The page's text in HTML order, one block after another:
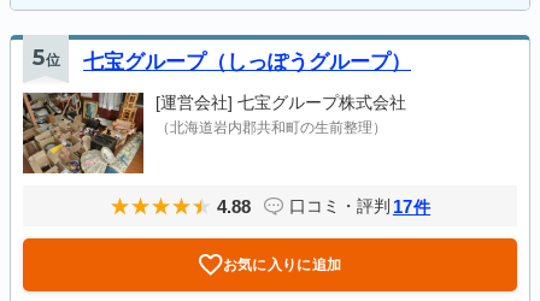
5位 七宝グループ（しっぽうグループ）
[運営会社] 七宝グループ株式会社
（北海道岩内郡共和町の生前整理）
4.88 口コミ・評判 17件
お気に入りに追加